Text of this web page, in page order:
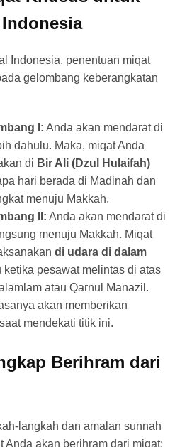
Indonesia, penentuan miqat
gelombang keberangkatan
I: Anda akan mendarat di
dahulu. Maka, miqat Anda
di Bir Ali (Dzul Hulaifah)
hari berada di Madinah dan
menuju Makkah.
II: Anda akan mendarat di
menuju Makkah. Miqat
di udara di dalam
ketika pesawat melintas di atas
atau Qarnul Manazil.
akan memberikan
mendekati titik ini.
Berihram dari
langkah dan amalan sunnah
Anda akan berihram dari miqat: